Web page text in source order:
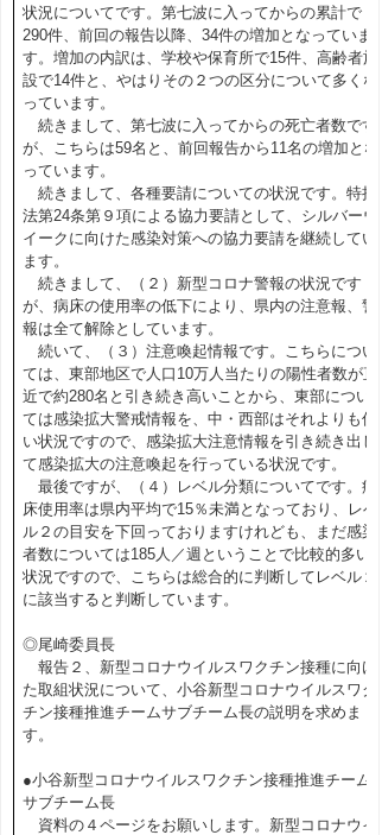
状況についてです。第七波に入ってからの累計で
290件、前回の報告以降、34件の増加となっていま
す。増加の内訳は、学校や保育所で15件、高齢者施
設で14件と、やはりその２つの区分について多くな
っています。
続きまして、第七波に入ってからの死亡者数です
が、こちらは59名と、前回報告から11名の増加とな
っています。
続きまして、各種要請についての状況です。特措
法第24条第９項による協力要請として、シルバーウ
イークに向けた感染対策への協力要請を継続してい
ます。
続きまして、（２）新型コロナ警報の状況です
が、病床の使用率の低下により、県内の注意報、警
報は全て解除としています。
続いて、（３）注意喚起情報です。こちらについ
ては、東部地区で人口10万人当たりの陽性者数が直
近で約280名と引き続き高いことから、東部につい
ては感染拡大警戒情報を、中・西部はそれよりも低
い状況ですので、感染拡大注意情報を引き続き出し
て感染拡大の注意喚起を行っている状況です。
最後ですが、（４）レベル分類についてです。病
床使用率は県内平均で15％未満となっており、レベ
ル２の目安を下回っておりますけれども、まだ感染
者数については185人／週ということで比較的多い
状況ですので、こちらは総合的に判断してレベル２
に該当すると判断しています。
◎尾崎委員長
報告２、新型コロナウイルスワクチン接種に向け
た取組状況について、小谷新型コロナウイルスワク
チン接種推進チームサブチーム長の説明を求めま
す。
●小谷新型コロナウイルスワクチン接種推進チーム
サブチーム長
資料の４ページをお願いします。新型コロナウイ